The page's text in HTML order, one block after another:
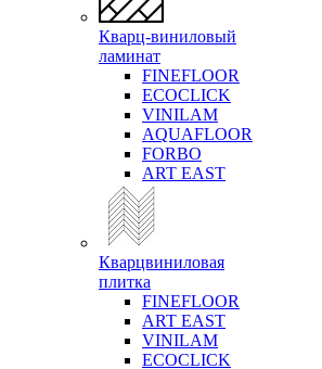
Кварц-виниловый
ламинат
FINEFLOOR
ECOCLICK
VINILAM
AQUAFLOOR
FORBO
ART EAST
Кварцвиниловая
плитка
FINEFLOOR
ART EAST
VINILAM
ECOCLICK